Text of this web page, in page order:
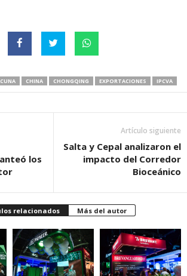
CHINA CHONGQING EXPORTACIONES IPCVA
los
Artículo siguiente
Salta y Cepal analizaron el
impacto del Corredor
Bioceánico
relacionados Más del autor